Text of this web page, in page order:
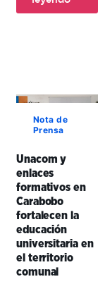
Unacom
de
sus
formadores
Aragua
y
Carabobo
Nota de
Prensa
Unacom y
enlaces
formativos en
Carabobo
fortalecen la
educación
universitaria en
el territorio
comunal